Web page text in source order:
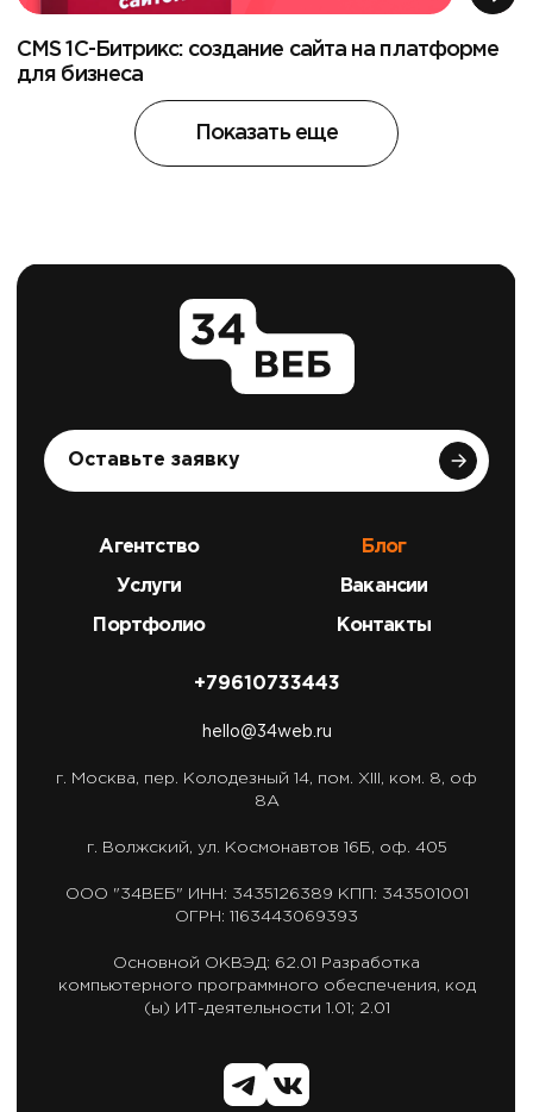
CMS 1С-Битрикс: создание сайта на платформе
для бизнеса
Показать еще
Оставьте заявку
Агентство
Услуги
Портфолио
Блог
Вакансии
Контакты
+79610733443
hello@34web.ru
г. Москва, пер. Колодезный 14, пом. XIII, ком. 8, оф
8А
г. Волжский, ул. Космонавтов 16Б, оф. 405
ООО "34ВЕБ" ИНН: 3435126389 КПП: 343501001
ОГРН: 1163443069393
Основной ОКВЭД: 62.01
Разработка
компьютерного программного обеспечения, код
(ы) ИТ-деятельности 1.01; 2.01